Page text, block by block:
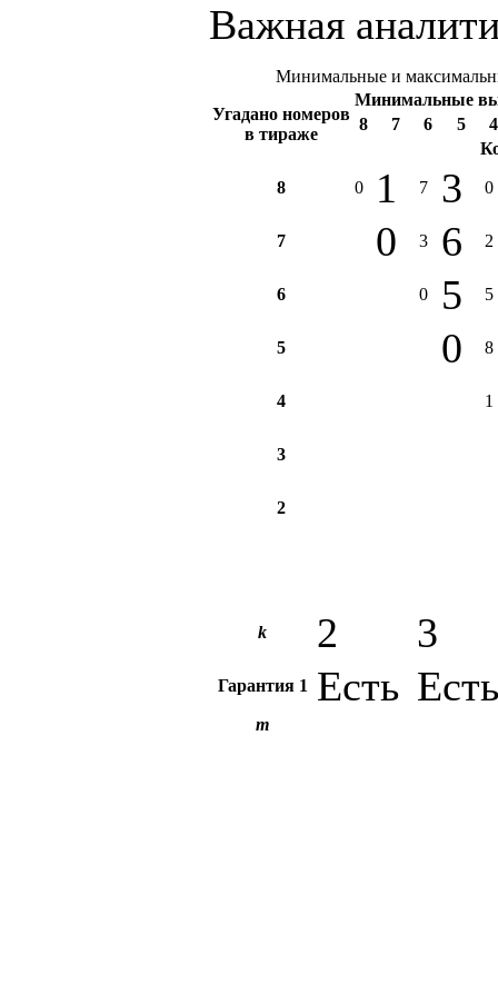
Важная
Минимальные и
Угадано номеров
в тираже
Минимальные
8
7 6 5
4
8 0 1 7 3 0
7 0 3 6 2
6 0 5 5
5 0 8
4 1
3
2
k 2 3
Гарантия 1 Есть Есть
m